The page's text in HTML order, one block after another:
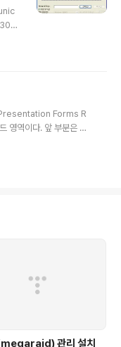
: h
본적
Forms R
역이다. 앞 부분은 조
0x05FF 영역의 값만
관리 설치